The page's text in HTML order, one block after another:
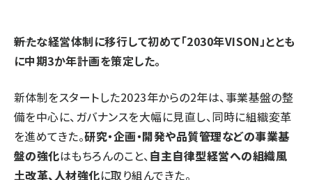
――新たな経営体制に移行して初めて「2030年VISON」ととも
に中期3か年計画を策定した。
新体制をスタートした2023年からの2年は、事業基盤の整
備を中心に、ガバナンスを大幅に見直し、同時に組織変革
を進めてきた。研究・企画・開発や品質管理などの事業基
盤の強化はもちろんのこと、自主自律型経営への組織風
土改革、人材強化に取り組んできた。